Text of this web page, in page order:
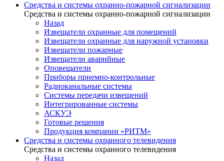
Средства и системы охранно-пожарной сигнализации
Средства и системы охранно-пожарной сигнализации
Назад
Извещатели охранные для помещений
Извещатели охранные для наружной установки
Извещатели пожарные
Извещатели аварийные
Оповещатели
Приборы приемно-контрольные
Радиоканальные системы
Системы передачи извещений
Интегрированные системы
АСКУЭ
Готовые решения
Продукция компании «РИТМ»
Средства и системы охранного телевидения
Средства и системы охранного телевидения
Назад